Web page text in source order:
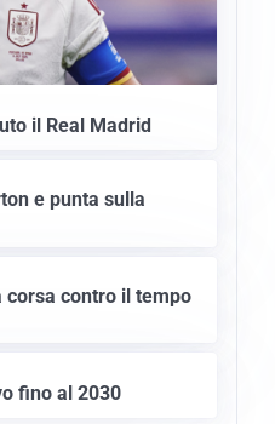
il Real Madrid
e punta sulla
corsa contro il tempo
fino al 2030